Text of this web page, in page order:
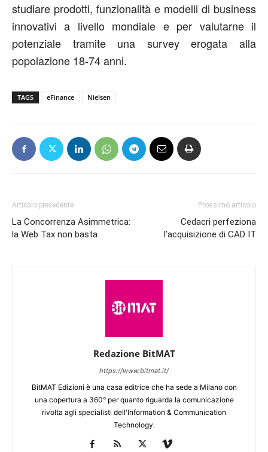
studiare prodotti, funzionalità e modelli di business
innovativi a livello mondiale e per valutarne il
potenziale tramite una survey erogata alla
popolazione 18-74 anni.
TAGS eFinance Nielsen
Articolo precedente
La Concorrenza Asimmetrica:
la Web Tax non basta
Prossimo articolo
Cedacri perfeziona
l’acquisizione di CAD IT
Redazione BitMAT
https://www.bitmat.it/
BitMAT Edizioni è una casa editrice che ha sede a Milano con
una copertura a 360° per quanto riguarda la comunicazione
rivolta agli specialisti dell'lnformation & Communication
Technology.